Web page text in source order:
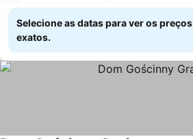
Selecione as datas para ver os preços
exatos.